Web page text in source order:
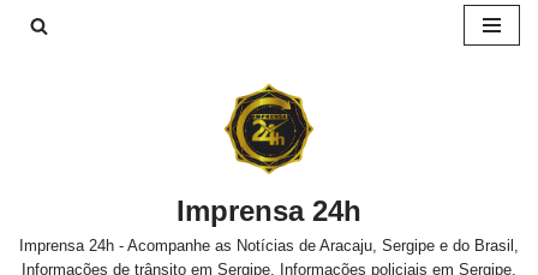
Imprensa 24h
Imprensa 24h - Acompanhe as Notícias de Aracaju, Sergipe e do Brasil,
Informações de trânsito em Sergipe, Informações policiais em Sergipe,